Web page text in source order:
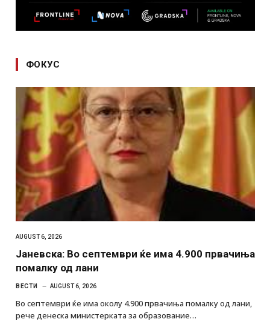
ФОКУС
AUGUST 6, 2026
Јаневска: Во септември ќе има 4.900 првачиња
помалку од лани
ВЕСТИ AUGUST 6, 2026
Во септември ќе има околу 4.900 првачиња помалку од лани,
рече денеска министерката за образование…